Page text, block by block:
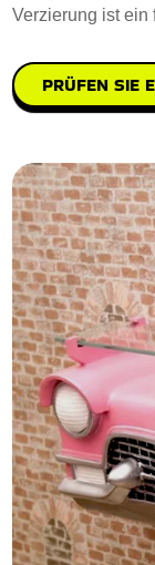
Verzierung ist ein
PRÜFEN SIE